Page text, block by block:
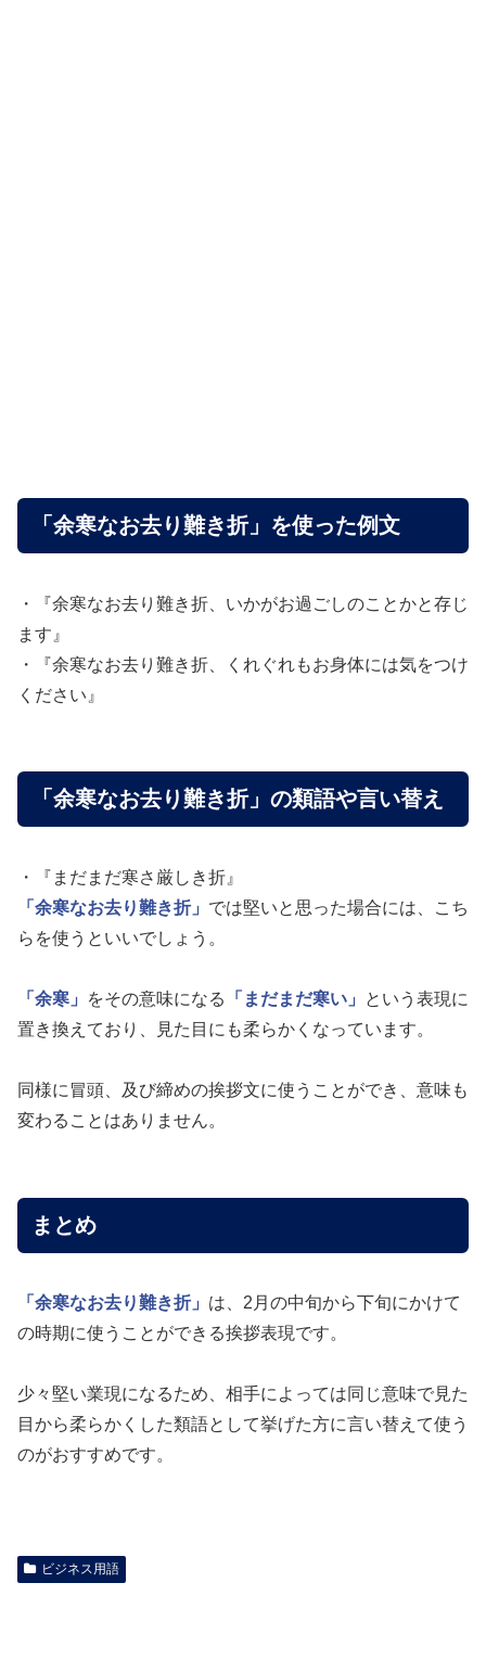
「余寒なお去り難き折」を使った例文
・『余寒なお去り難き折、いかがお過ごしのことかと存じ
ます』
・『余寒なお去り難き折、くれぐれもお身体には気をつけ
ください』
「余寒なお去り難き折」の類語や言い替え
・『まだまだ寒さ厳しき折』
「余寒なお去り難き折」 では堅いと思った場合には、こち
らを使うといいでしょう。
「余寒」 をその意味になる 「まだまだ寒い」
という表現に
置き換えており、見た目にも柔らかくなっています。
同様に冒頭、及び締めの挨拶文に使うことができ、意味も
変わることはありません。
まとめ
「余寒なお去り難き折」 は、2月の中旬から下旬にかけて
の時期に使うことができる挨拶表現です。
少々堅い業現になるため、相手によっては同じ意味で見た
目から柔らかくした類語として挙げた方に言い替えて使う
のがおすすめです。
ビジネス用語